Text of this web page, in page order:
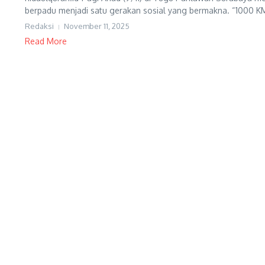
berpadu menjadi satu gerakan sosial yang bermakna. “1000
Redaksi November 11, 2025
Read More